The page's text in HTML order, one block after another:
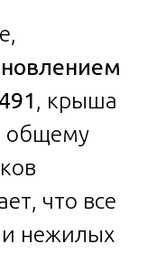
, крыша
общему
что все
и нежилых